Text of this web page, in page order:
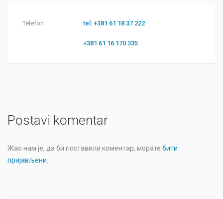
Telefon tel: +381 61 18 37 222
+381 61 16 170 335
Postavi komentar
Жао нам је, да би поставили коментар, морате бити
пријављени